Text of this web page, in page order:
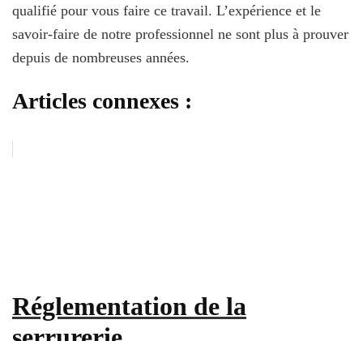
qualifié pour vous faire ce travail. L’expérience et le
savoir-faire de notre professionnel ne sont plus à prouver
depuis de nombreuses années.
Articles connexes :
Réglementation de la